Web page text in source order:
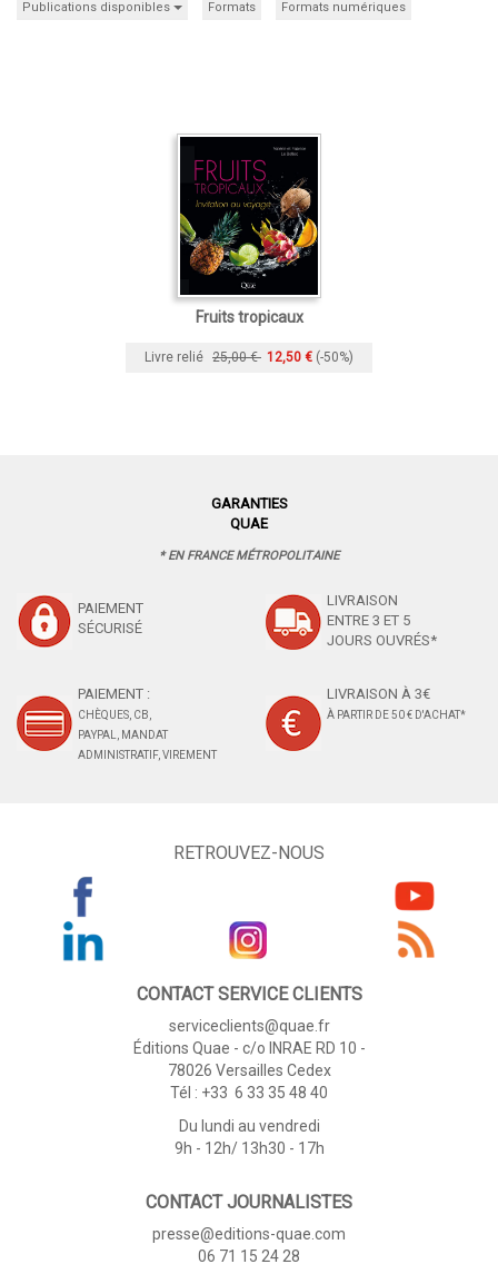
Publications disponibles Formats Formats numériques
Fruits tropicaux
Livre relié 25,00 € 12,50 € (-50%)
GARANTIES
QUAE
* EN FRANCE MÉTROPOLITAINE
PAIEMENT
SÉCURISÉ
LIVRAISON
ENTRE 3 ET 5
JOURS OUVRÉS*
PAIEMENT :
CHÈQUES, CB,
PAYPAL, MANDAT
ADMINISTRATIF, VIREMENT
LIVRAISON À 3€
À PARTIR DE 50 € D'ACHAT*
RETROUVEZ-NOUS
CONTACT SERVICE CLIENTS
serviceclients@quae.fr
Éditions Quae - c/o INRAE RD 10 -
78026 Versailles Cedex
Tél : +33 6 33 35 48 40
Du lundi au vendredi
9h - 12h/ 13h30 - 17h
CONTACT JOURNALISTES
presse@editions-quae.com
06 71 15 24 28